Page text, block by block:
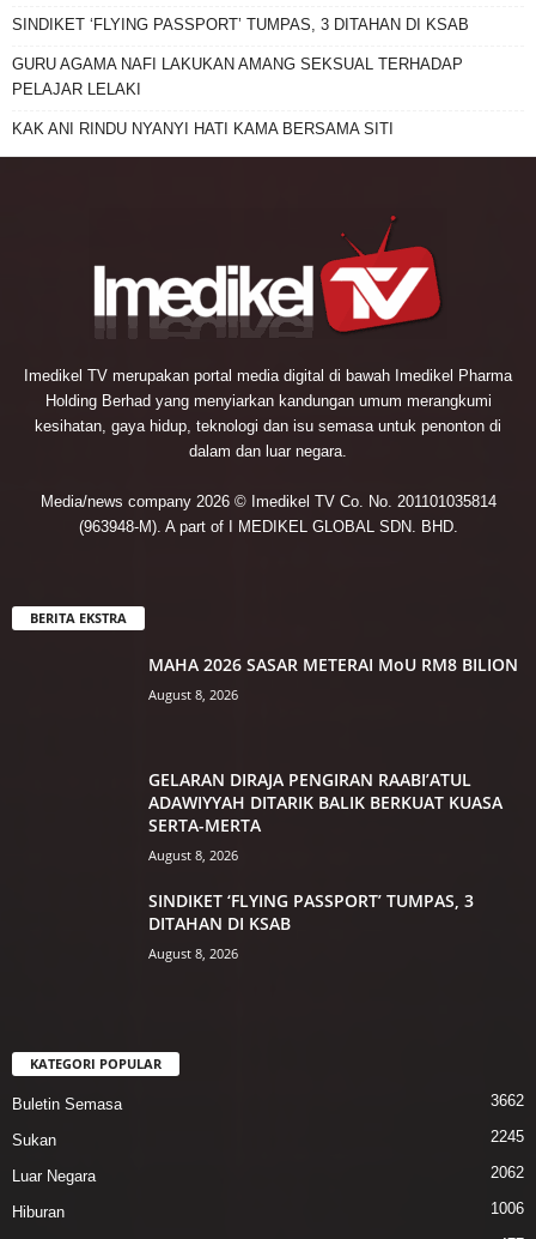
SINDIKET ‘FLYING PASSPORT’ TUMPAS, 3 DITAHAN DI KSAB
GURU AGAMA NAFI LAKUKAN AMANG SEKSUAL TERHADAP
PELAJAR LELAKI
KAK ANI RINDU NYANYI HATI KAMA BERSAMA SITI
Imedikel TV merupakan portal media digital di bawah Imedikel Pharma
Holding Berhad yang menyiarkan kandungan umum merangkumi
kesihatan, gaya hidup, teknologi dan isu semasa untuk penonton di
dalam dan luar negara.
Media/news company 2026 © Imedikel TV Co. No. 201101035814
(963948-M). A part of I MEDIKEL GLOBAL SDN. BHD.
BERITA EKSTRA
MAHA 2026 SASAR METERAI MoU RM8 BILION
August 8, 2026
GELARAN DIRAJA PENGIRAN RAABI’ATUL
ADAWIYYAH DITARIK BALIK BERKUAT KUASA
SERTA-MERTA
August 8, 2026
SINDIKET ‘FLYING PASSPORT’ TUMPAS, 3
DITAHAN DI KSAB
August 8, 2026
KATEGORI POPULAR
Buletin Semasa 3662
Sukan 2245
Luar Negara 2062
Hiburan 1006